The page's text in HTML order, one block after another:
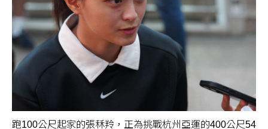
跑100公尺起家的張秝羚，正為挑戰杭州亞運的400公尺54